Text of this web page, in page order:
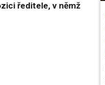
ředitele, v němž